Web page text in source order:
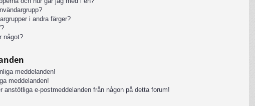
i andra färger?
något?
meddelanden!
meddelanden!
anstötliga e-postmeddelanden från någon på detta forum!